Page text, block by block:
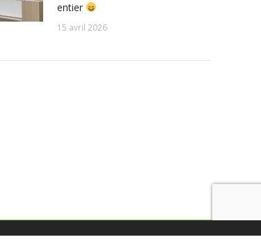
entier
15 avril 2026